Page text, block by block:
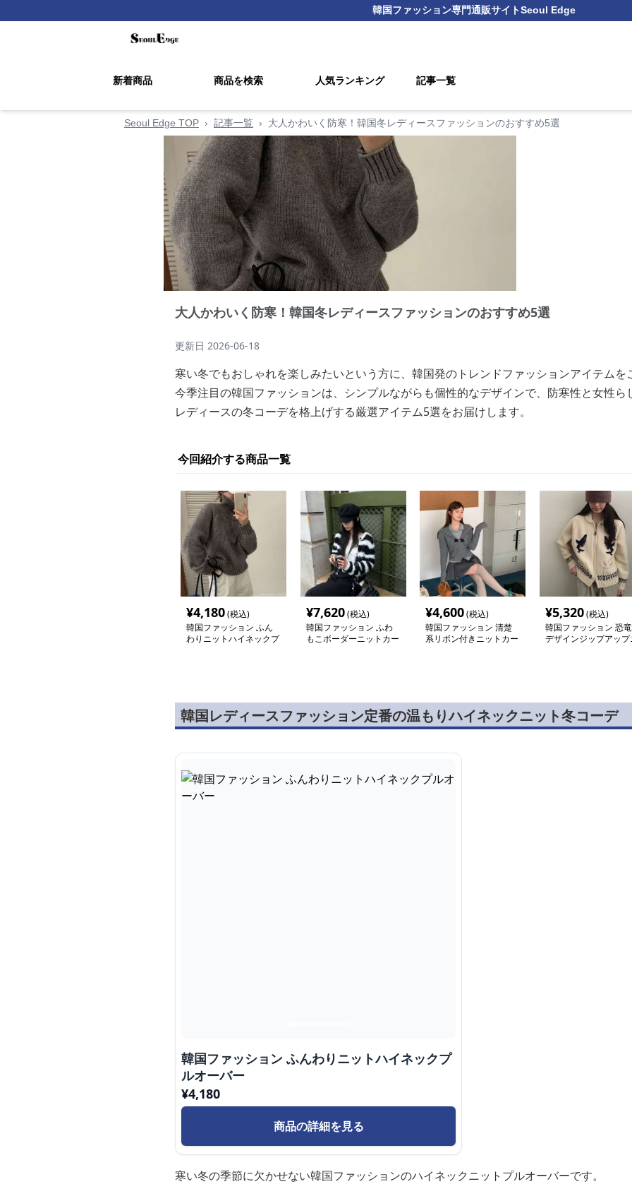
韓国ファッション専門通販サイトSeoul Edge
新着商品 商品を検索 人気ランキング 記事一覧
Seoul Edge TOP › 記事一覧 › 大人かわいく防寒！韓国冬レディースファッションのおすすめ5選
大人かわいく防寒！韓国冬レディースファッションのおすすめ5選
更新日 2026-06-18
寒い冬でもおしゃれを楽しみたいという方に、韓国発のトレンドファッションアイテムを
今季注目の韓国ファッションは、シンプルながらも個性的なデザインで、防寒性と女性ら
レディースの冬コーデを格上げする厳選アイテム5選をお届けします。
今回紹介する商品一覧
¥4,180(税込)
韓国ファッション ふん
わりニットハイネックプ
¥7,620(税込)
韓国ファッション ふわ
もこボーダーニットカー
¥4,600(税込)
韓国ファッション 清楚
系リボン付きニットカー
¥5,320(税込)
韓国ファッション 恐竜
デザインジップアップ
韓国レディースファッション定番の温もりハイネックニット冬コーデ
韓国ファッション ふんわりニットハイネックプ
ルオーバー
¥4,180
商品の詳細を見る
寒い冬の季節に欠かせない韓国ファッションのハイネックニットプルオーバーです。